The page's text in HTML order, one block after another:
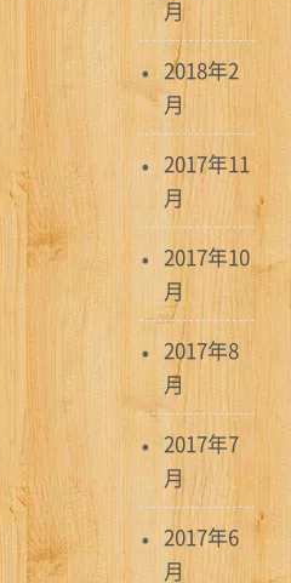
月
2018年2
月
2017年11
月
2017年10
月
2017年8
月
2017年7
月
2017年6
月